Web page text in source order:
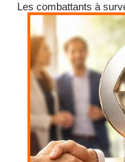
Les combattants à